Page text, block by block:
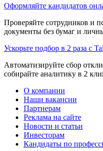
Оформляйте кандидатов
Проверяйте сотрудников и
документы без бумаг и
Ускорьте подбор в 2 раза с
Автоматизируйте сбор
собирайте аналитику в 2
О компании
Наши вакансии
Партнерам
Реклама на сайте
Новости и статьи
Инвесторам
Кандидаты по